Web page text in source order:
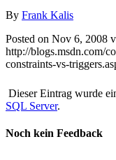
By Frank Kalis
Posted on Nov 6, 2008
http://blogs.msdn.com/
constraints-vs-
Dieser Eintrag wurde
SQL Server.
Noch kein Feedback